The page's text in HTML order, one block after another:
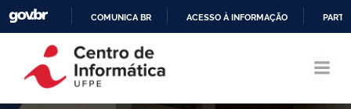
CONTEÚDO
COMUNICA BR ACESSO À INFORMAÇÃO